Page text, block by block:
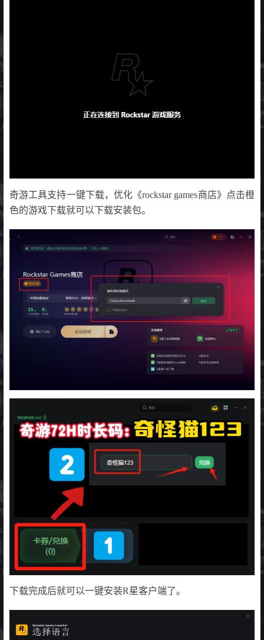
奇游工具支持一键下载，优化《rockstar games商店》点击橙
色的游戏下载就可以下载安装包。
下载完成后就可以一键安装R星客户端了。